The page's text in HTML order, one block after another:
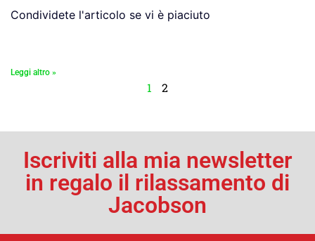
Condividete l'articolo se vi è piaciuto
Leggi altro »
1 2
Iscriviti alla mia newsletter
in regalo il rilassamento di
Jacobson